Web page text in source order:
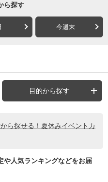
ら探す
今週末
目的から探す
から探せる！夏休みイベントカ
や人気ランキングなどをお届